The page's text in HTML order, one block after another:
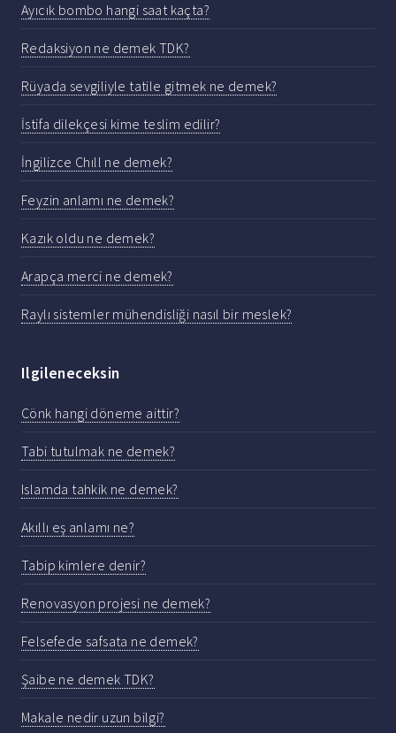
Ayıcık bombo hangi saat kaçta?
Redaksiyon ne demek TDK?
Rüyada sevgiliyle tatile gitmek ne demek?
İstifa dilekçesi kime teslim edilir?
İngilizce Chıll ne demek?
Feyzin anlamı ne demek?
Kazık oldu ne demek?
Arapça merci ne demek?
Raylı sistemler mühendisliği nasıl bir meslek?
Ilgileneceksin
Cönk hangi döneme aittir?
Tabi tutulmak ne demek?
Islamda tahkik ne demek?
Akıllı eş anlamı ne?
Tabip kimlere denir?
Renovasyon projesi ne demek?
Felsefede safsata ne demek?
Şaibe ne demek TDK?
Makale nedir uzun bilgi?